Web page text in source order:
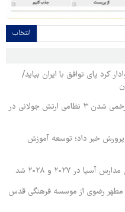
انتخاب
کرد پای توافق با ایران بیاید/
درگیری شدید در جنوب ادلب؛ کشته و زخمی شدن ۳ نظامی ارتش جولانی در
خبر داد؛ توسعه آموزش
در ۲۰۲۷ و ۲۰۲۸ شد
مطهر رضوی از موسسه فرهنگی قدس